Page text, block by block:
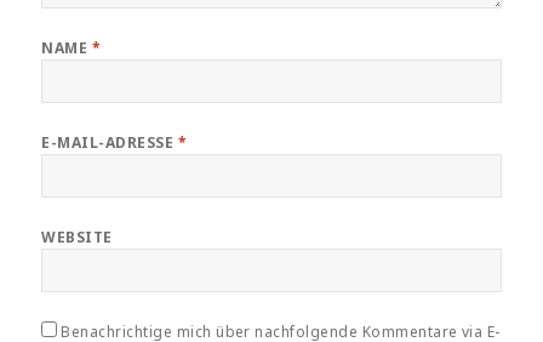
NAME *
E-MAIL-ADRESSE *
WEBSITE
Benachrichtige mich über nachfolgende Kommentare via E-